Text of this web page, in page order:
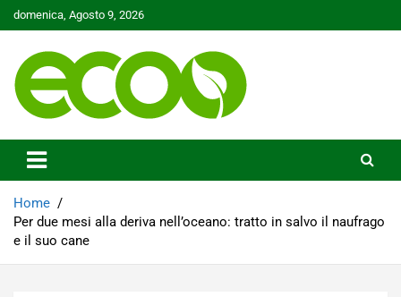
Skip
to
domenica, Agosto 9, 2026
Ecoo.it
Home
Per due mesi alla deriva nell’oceano: tratto in salvo il naufrago
e il suo cane